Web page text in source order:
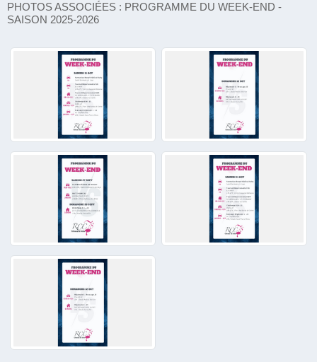
PHOTOS ASSOCIÉES : PROGRAMME DU WEEK-END -
SAISON 2025-2026